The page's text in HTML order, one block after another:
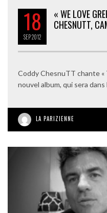
18
SEP2012
« WE LOVE
CHESNUTT,
Coddy ChesnuTT chante «
nouvel album, qui sera
LA PARIZIENNE